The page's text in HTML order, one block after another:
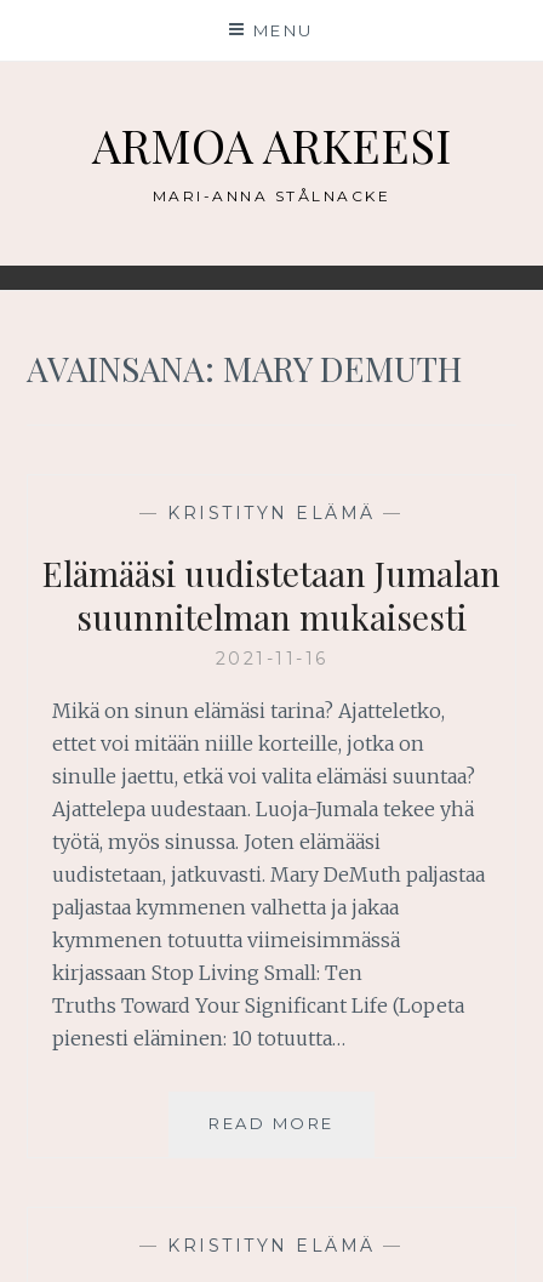
MENU
ARMOA ARKEESI
MARI-ANNA STÅLNACKE
AVAINSANA: MARY DEMUTH
— KRISTITYN ELÄMÄ —
Elämääsi uudistetaan Jumalan
suunnitelman mukaisesti
2021-11-16
Mikä on sinun elämäsi tarina? Ajatteletko,
ettet voi mitään niille korteille, jotka on
sinulle jaettu, etkä voi valita elämäsi suuntaa?
Ajattelepa uudestaan. Luoja-Jumala tekee yhä
työtä, myös sinussa. Joten elämääsi
uudistetaan, jatkuvasti. Mary DeMuth paljastaa
paljastaa kymmenen valhetta ja jakaa
kymmenen totuutta viimeisimmässä
kirjassaan Stop Living Small: Ten
Truths Toward Your Significant Life (Lopeta
pienesti eläminen: 10 totuutta…
READ MORE
— KRISTITYN ELÄMÄ —